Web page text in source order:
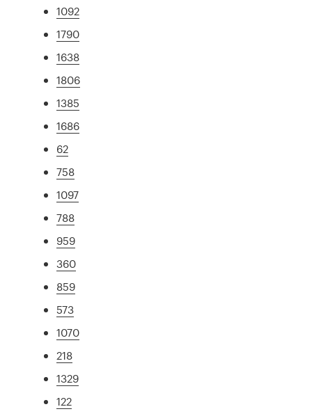
1092
1790
1638
1806
1385
1686
62
758
1097
788
959
360
859
573
1070
218
1329
122